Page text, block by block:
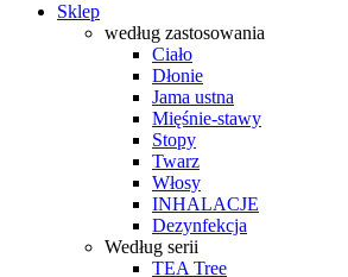
Sklep
według zastosowania
Ciało
Dłonie
Jama ustna
Mięśnie-stawy
Stopy
Twarz
Włosy
INHALACJE
Dezynfekcja
Według serii
TEA Tree